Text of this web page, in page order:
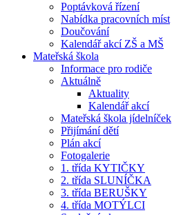
Poptávková řízení
Nabídka pracovních míst
Doučování
Kalendář akcí ZŠ a MŠ
Mateřská škola
Informace pro rodiče
Aktuálně
Aktuality
Kalendář akcí
Mateřská škola jídelníček
Přijímání dětí
Plán akcí
Fotogalerie
1. třída KYTIČKY
2. třída SLUNÍČKA
3. třída BERUŠKY
4. třída MOTÝLCI